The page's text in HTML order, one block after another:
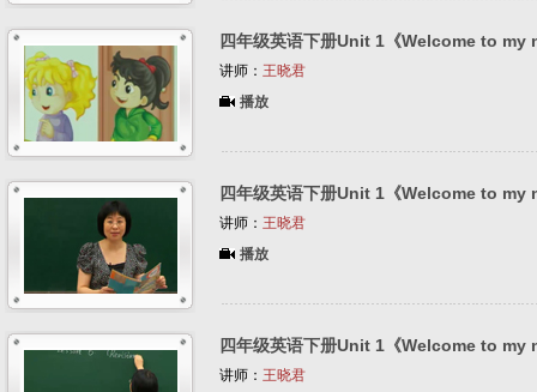
四年级英语下册Unit 1《Welcome to
讲师： 王晓君
播放
四年级英语下册Unit 1《Welcome to
讲师： 王晓君
播放
四年级英语下册Unit 1《Welcome to
讲师： 王晓君